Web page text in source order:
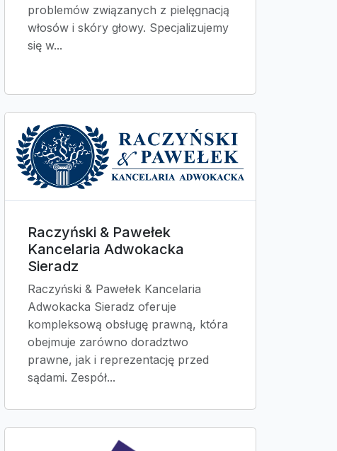
problemów związanych z pielęgnacją
włosów i skóry głowy. Specjalizujemy
się w...
Raczyński & Pawełek
Kancelaria Adwokacka
Sieradz
Raczyński & Pawełek Kancelaria
Adwokacka Sieradz oferuje
kompleksową obsługę prawną, która
obejmuje zarówno doradztwo
prawne, jak i reprezentację przed
sądami. Zespół...